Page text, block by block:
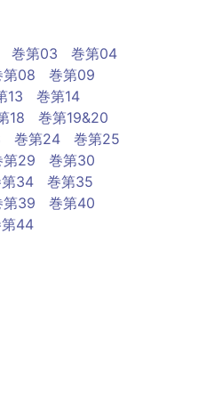
巻第03
巻第04
第08
巻第09
13
巻第14
18
巻第19&20
巻第24
巻第25
第29
巻第30
34
巻第35
第39
巻第40
44